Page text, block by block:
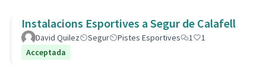
Instalacions Esportives a Segur de Calafell
David Quilez Segur Pistes Esportives 1
1
Acceptada